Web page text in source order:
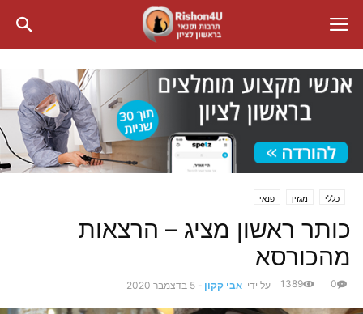
כללי מגזין פנאי
כותר ראשון מציג – הרצאות
מהכורסא
על ידי אבי קקון - 5 בדצמבר 2020 0
1389